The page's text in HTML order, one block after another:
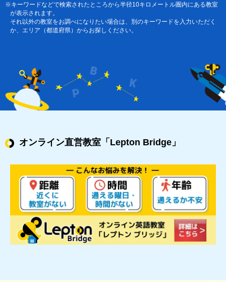
※キーワードなどで検索されたところから半径10キロメートル圏内にある教室
が表示されます。
それ以外の教室をお調べになりたい場合は、別のキーワードを入力いただく
か、エリア（都道府県）からお探しください。
オンライン直営教室 「Lepton Bridge」